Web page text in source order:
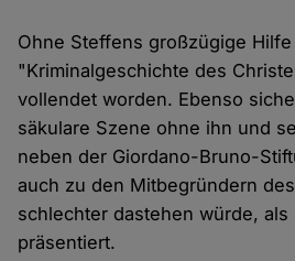
Ohne Steffens großzügige
"Kriminalgeschichte des
vollendet worden. Ebenso
säkulare Szene ohne ihn und
neben der Giordano-Bruno-
auch zu den Mitbegründern
schlechter dastehen würde,
präsentiert.